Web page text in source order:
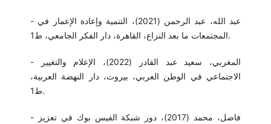
- عبد الله، عبد الرحمن (2021)، التنمية وإعادة الإعمار في
المجتمعات ما بعد النزاع، القاهرة، دار الفكر الجامعي، ط1.
- المغربي، سعيد عبد القادر (2022)، الإعلام والتغيير
الاجتماعي في الوطن العربي، بيروت، دار النهضة العربية،
ط1.
- فاضل، محمد (2017)، دور شبكة الفيس بوك في تعزيز